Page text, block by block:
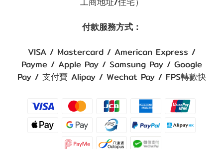
付款服務方式：
VISA / Mastercard / American Express /
Payme / Apple Pay / Samsung Pay / Google
Pay / 支付寶 Alipay / Wechat Pay / FPS轉數快